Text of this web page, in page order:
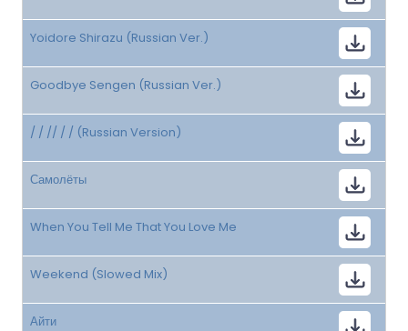
Yoidore Shirazu (Russian Ver.)
Goodbye Sengen (Russian Ver.)
/ / // / / (Russian Version)
Самолёты
When You Tell Me That You Love Me
Weekend (Slowed Mix)
Айти